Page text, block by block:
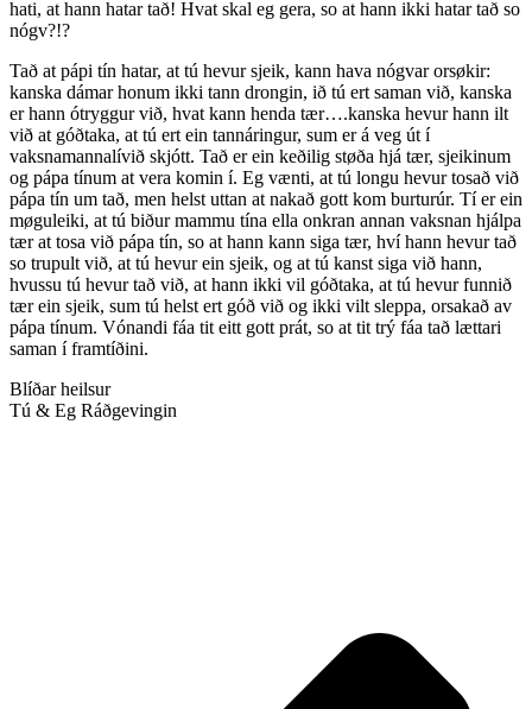
hati, at hann hatar tað! Hvat skal eg gera, so at hann ikki hatar tað so
nógv?!?
Tað at pápi tín hatar, at tú hevur sjeik, kann hava nógvar orsøkir:
kanska dámar honum ikki tann drongin, ið tú ert saman við, kanska
er hann ótryggur við, hvat kann henda tær….kanska hevur hann ilt
við at góðtaka, at tú ert ein tannáringur, sum er á veg út í
vaksnamannalívið skjótt. Tað er ein keðilig støða hjá tær, sjeikinum
og pápa tínum at vera komin í. Eg vænti, at tú longu hevur tosað við
pápa tín um tað, men helst uttan at nakað gott kom burturúr. Tí er ein
møguleiki, at tú biður mammu tína ella onkran annan vaksnan hjálpa
tær at tosa við pápa tín, so at hann kann siga tær, hví hann hevur tað
so trupult við, at tú hevur ein sjeik, og at tú kanst siga við hann,
hvussu tú hevur tað við, at hann ikki vil góðtaka, at tú hevur funnið
tær ein sjeik, sum tú helst ert góð við og ikki vilt sleppa, orsakað av
pápa tínum. Vónandi fáa tit eitt gott prát, so at tit trý fáa tað lættari
saman í framtíðini.
Blíðar heilsur
Tú & Eg Ráðgevingin